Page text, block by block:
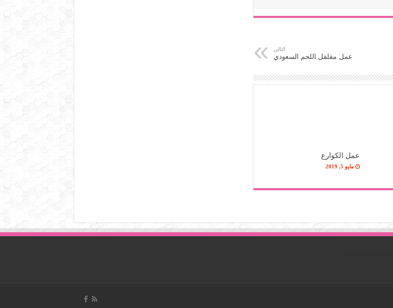
التالي
عمل مقلقل اللحم السعودي
عمل الكوارع
مايو 5, 2019